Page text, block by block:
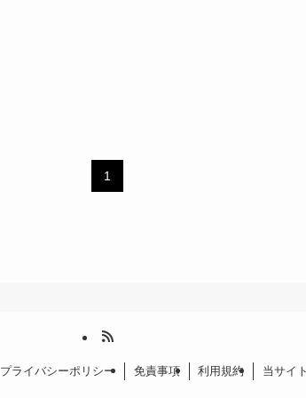
1
プライバシーポリシー 免責事項 利用規約 当サイ